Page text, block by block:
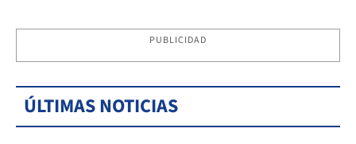
PUBLICIDAD
ÚLTIMAS NOTICIAS